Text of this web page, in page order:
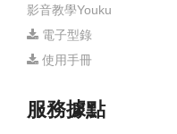
影音教學Youku
電子型錄
使用手冊
服務據點